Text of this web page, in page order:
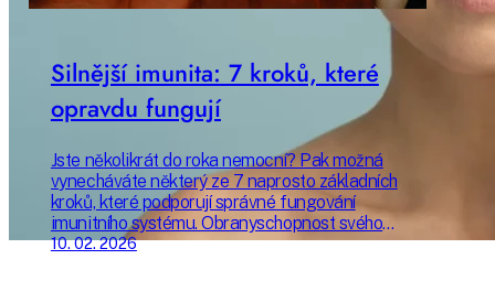
Silnější imunita: 7 kroků, které
opravdu fungují
Jste několikrát do roka nemocní? Pak možná
vynecháváte některý ze 7 naprosto základních
kroků, které podporují správné fungování
imunitního systému. Obranyschopnost svého
organismu můžete zlepšit příjemně a
10. 02. 2026